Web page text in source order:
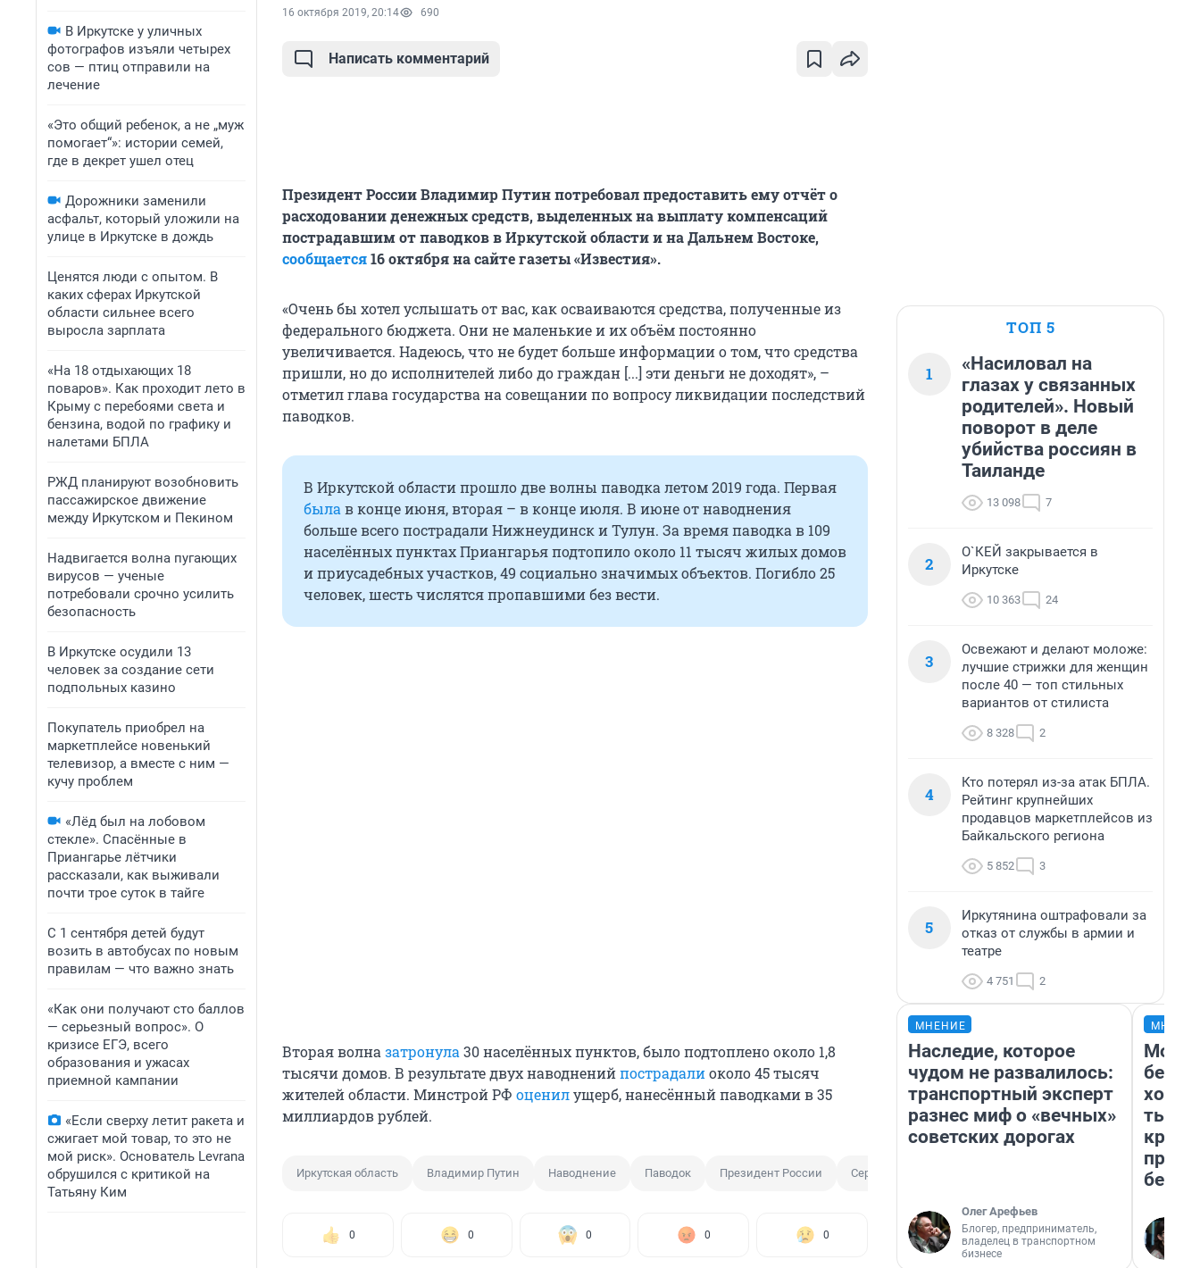
В Иркутске у уличных
фотографов изъяли четырех
сов — птиц отправили на
лечение
«Это общий ребенок, а не „муж
помогает“»: истории семей,
где в декрет ушел отец
Дорожники заменили
асфальт, который уложили на
улице в Иркутске в дождь
Ценятся люди с опытом. В
каких сферах Иркутской
области сильнее всего
выросла зарплата
«На 18 отдыхающих 18
поваров». Как проходит лето в
Крыму с перебоями света и
бензина, водой по графику и
налетами БПЛА
РЖД планируют возобновить
пассажирское движение
между Иркутском и Пекином
Надвигается волна пугающих
вирусов — ученые
потребовали срочно усилить
безопасность
В Иркутске осудили 13
человек за создание сети
подпольных казино
Покупатель приобрел на
маркетплейсе новенький
телевизор, а вместе с ним —
кучу проблем
«Лёд был на лобовом
стекле». Спасённые в
Приангарье лётчики
рассказали, как выживали
почти трое суток в тайге
С 1 сентября детей будут
возить в автобусах по новым
правилам — что важно знать
«Как они получают сто баллов
— серьезный вопрос». О
кризисе ЕГЭ, всего
образования и ужасах
приемной кампании
«Если сверху летит ракета и
сжигает мой товар, то это не
мой риск». Основатель Levrana
обрушился с критикой на
Татьяну Ким
16 октября 2019, 20:14 690
Написать комментарий
Президент России Владимир Путин потребовал предоставить ему отчёт о
расходовании денежных средств, выделенных на выплату компенсаций
пострадавшим от паводков в Иркутской области и на Дальнем Востоке,
сообщается16 октября на сайте газеты «Известия».
«Очень бы хотел услышать от вас, как осваиваются средства, полученные из
федерального бюджета. Они не маленькие и их объём постоянно
увеличивается. Надеюсь, что не будет больше информации о том, что средства
пришли, но до исполнителей либо до граждан [...] эти деньги не доходят», –
отметил глава государства на совещании по вопросу ликвидации последствий
паводков.
В Иркутской области прошло две волны паводка летом 2019 года. Первая
была в конце июня, вторая – в конце июля. В июне от наводнения
больше всего пострадали Нижнеудинск и Тулун. За время паводка в 109
населённых пунктах Приангарья подтопило около 11 тысяч жилых домов
и приусадебных участков, 49 социально значимых объектов. Погибло 25
человек, шесть числятся пропавшими без вести.
Вторая волна затронула 30 населённых пунктов, было подтоплено около 1,8
тысячи домов. В результате двух наводненийпострадалиоколо 45 тысяч
жителей области. Минстрой РФ оценилущерб, нанесённый паводками в 35
миллиардов рублей.
Иркутская область Владимир Путин Наводнение Паводок Президент России Сергей Левченко
0 0 0 0 0
ТОП 5
1
«Насиловал на
глазах у связанных
родителей». Новый
поворот в деле
убийства россиян в
Таиланде
13 098 7
2
О`КЕЙ закрывается в
Иркутске
10 363 24
3
Освежают и делают моложе:
лучшие стрижки для женщин
после 40 — топ стильных
вариантов от стилиста
8 328 2
4
Кто потерял из-за атак БПЛА.
Рейтинг крупнейших
продавцов маркетплейсов из
Байкальского региона
5 852 3
5
Иркутянина оштрафовали за
отказ от службы в армии и
театре
4 751 2
МНЕНИЕ
Наследие, которое
чудом не развалилось:
транспортный эксперт
разнес миф о «вечных»
советских дорогах
Олег Арефьев
Блогер, предприниматель,
владелец в транспортном
бизнесе
Мой